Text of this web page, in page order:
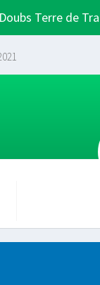
Terre de